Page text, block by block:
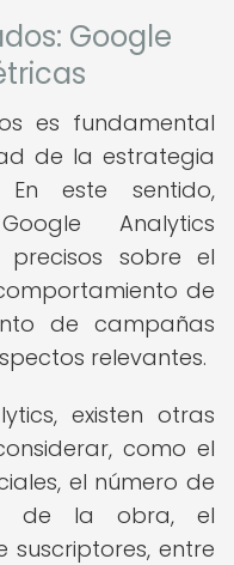
Google
es fundamental
de la estrategia
este sentido,
Analytics
sobre el
de
de campañas
relevantes.
existen otras
como el
el número de
de la obra, el
entre